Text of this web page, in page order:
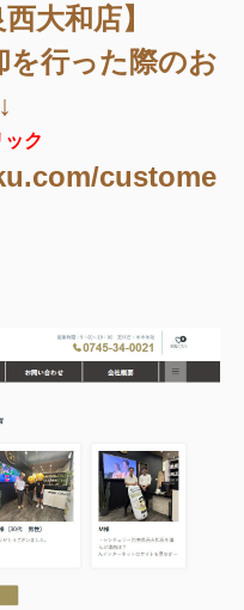
大和店】
行った際のお
ク
custome